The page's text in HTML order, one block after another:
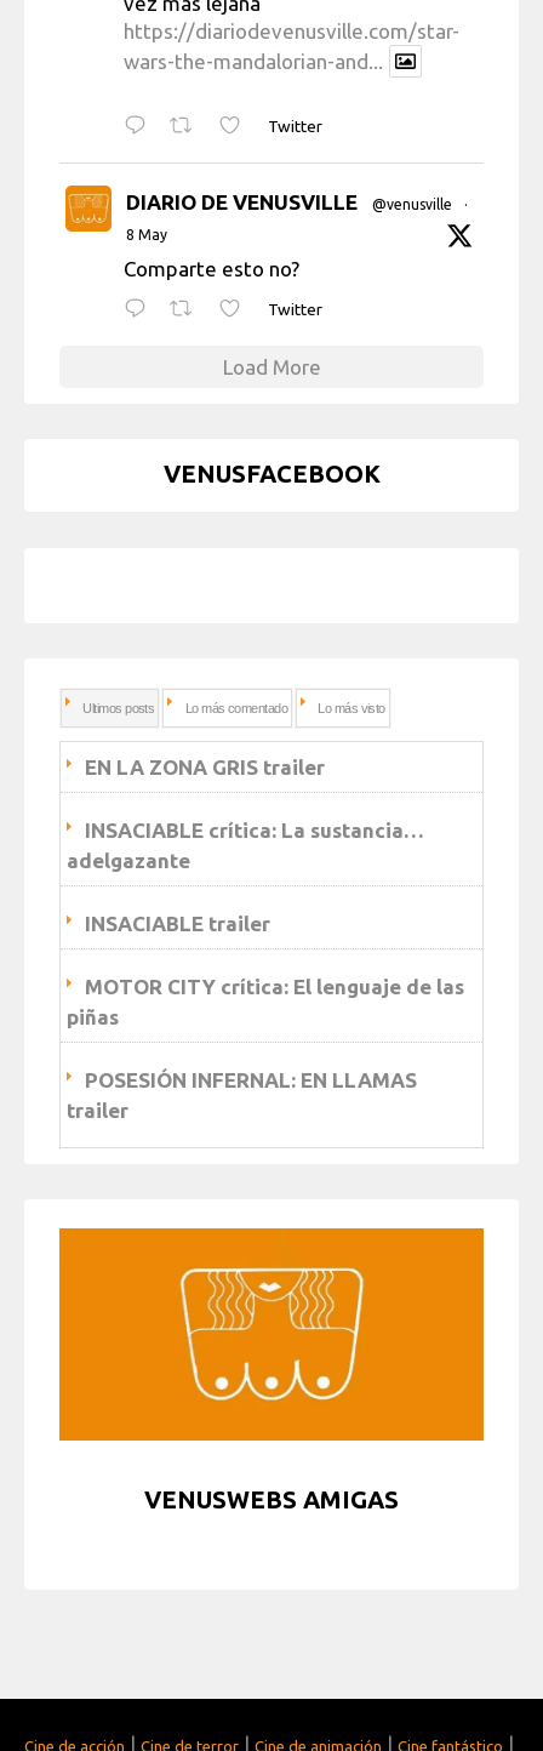
https://diariodevenusville.com/star-
wars-the-mandalorian-and...
Twitter
DIARIO DE VENUSVILLE @venusville
·
8 May
Comparte esto no?
Twitter
Load More
VENUSFACEBOOK
Ultimos posts Lo más comentado Lo más visto
EN LA ZONA GRIS trailer
INSACIABLE crítica: La sustancia…
adelgazante
INSACIABLE trailer
MOTOR CITY crítica: El lenguaje de las
piñas
POSESIÓN INFERNAL: EN LLAMAS
trailer
VENUSWEBS AMIGAS
Cine de acción | Cine de terror | Cine de animación | Cine fantástico |